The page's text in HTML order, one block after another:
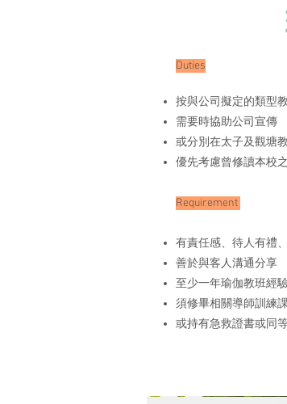
Duties
按與公司擬定的類型
需要時協助公司宣傳
或分別在太子及觀塘
優先考慮曾修讀本校
Requirement
有責任感、待人有禮
善於與客人溝通分享 ​
至少一年瑜伽教班經
須修畢相關導師訓練
或持有急救證書或同